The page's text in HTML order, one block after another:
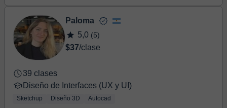
Paloma
5,0 (5)
$37/clase
39 clases
Diseño de Interfaces (UX y UI)
Sketchup Diseño 3D Autocad